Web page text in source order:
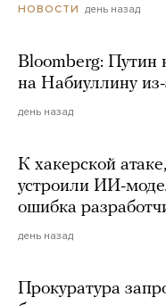
НОВОСТИ день назад
Bloomberg: Путин
на Набиуллину
день назад
К хакерской
устроили ИИ-
ошибка
день назад
Прокуратура